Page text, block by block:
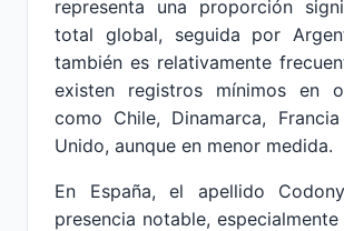
representa una proporción
total global, seguida por
también es relativamente
existen registros mínimos en
como Chile, Dinamarca,
Unido, aunque en menor medida.
En España, el apellido
presencia notable,